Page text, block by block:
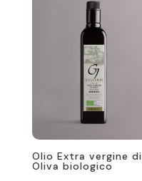
Olio Extra vergine di
Oliva biologico